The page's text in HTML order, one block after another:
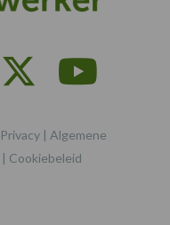
Privacy | Algemene
| Cookiebeleid